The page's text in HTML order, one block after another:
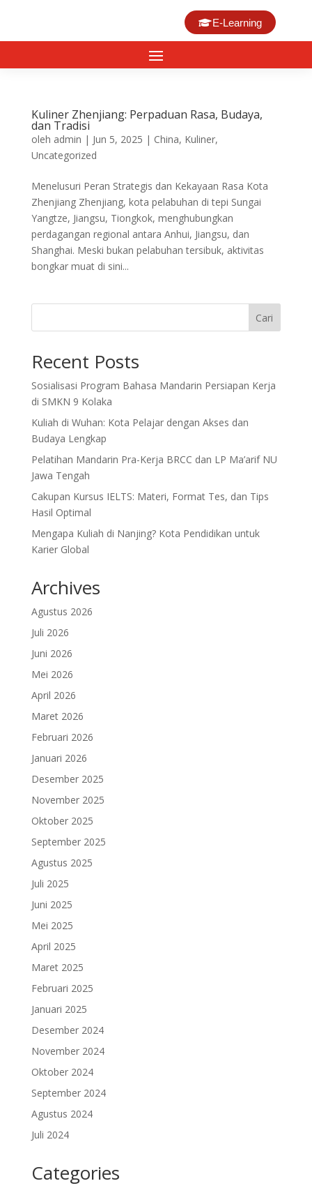
E-Learning
Kuliner Zhenjiang: Perpaduan Rasa, Budaya,
dan Tradisi
oleh admin | Jun 5, 2025 | China, Kuliner,
Uncategorized
Menelusuri Peran Strategis dan Kekayaan Rasa Kota
Zhenjiang Zhenjiang, kota pelabuhan di tepi Sungai
Yangtze, Jiangsu, Tiongkok, menghubungkan
perdagangan regional antara Anhui, Jiangsu, dan
Shanghai. Meski bukan pelabuhan tersibuk, aktivitas
bongkar muat di sini...
Cari
Recent Posts
Sosialisasi Program Bahasa Mandarin Persiapan Kerja
di SMKN 9 Kolaka
Kuliah di Wuhan: Kota Pelajar dengan Akses dan
Budaya Lengkap
Pelatihan Mandarin Pra-Kerja BRCC dan LP Ma’arif NU
Jawa Tengah
Cakupan Kursus IELTS: Materi, Format Tes, dan Tips
Hasil Optimal
Mengapa Kuliah di Nanjing? Kota Pendidikan untuk
Karier Global
Archives
Agustus 2026
Juli 2026
Juni 2026
Mei 2026
April 2026
Maret 2026
Februari 2026
Januari 2026
Desember 2025
November 2025
Oktober 2025
September 2025
Agustus 2025
Juli 2025
Juni 2025
Mei 2025
April 2025
Maret 2025
Februari 2025
Januari 2025
Desember 2024
November 2024
Oktober 2024
September 2024
Agustus 2024
Juli 2024
Categories